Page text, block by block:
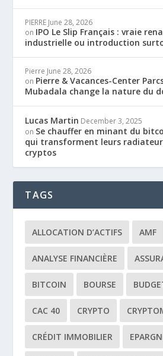
PIERRE June 28, 2026
on IPO Le Slip Français : vraie
industrielle ou introduction
Pierre June 28, 2026
on Pierre & Vacances-Center
Mubadala change la nature du
Lucas Martin December 3, 2025
on Se chauffer en minant du
qui transforment leurs
cryptos
TAGS
ALLOCATION D’ACTIFS AMF
ANALYSE FINANCIÈRE
BITCOIN BOURSE
CAC 40 CRYPTO
CRÉDIT IMMOBILIER